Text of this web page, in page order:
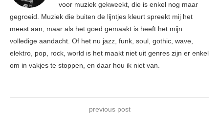
voor muziek gekweekt, die is enkel nog maar
gegroeid. Muziek die buiten de lijntjes kleurt spreekt mij het
meest aan, maar als het goed gemaakt is heeft het mijn
volledige aandacht. Of het nu jazz, funk, soul, gothic, wave,
elektro, pop, rock, world is het maakt niet uit genres zijn er enkel
om in vakjes te stoppen, en daar hou ik niet van.
previous post